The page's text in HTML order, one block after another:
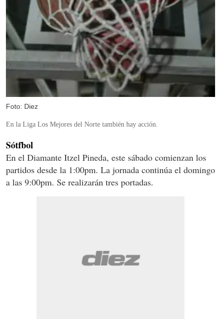
Foto: Diez
En la Liga Los Mejores del Norte también hay acción.
Sótfbol
En el Diamante Itzel Pineda, este sábado comienzan los
partidos desde la 1:00pm. La jornada continúa el domingo
a las 9:00pm. Se realizarán tres portadas.